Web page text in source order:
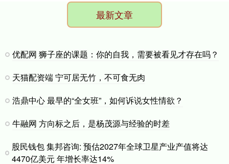
最新文章
优配网 狮子座的课题：你的自我，需要被看见才存在吗？
天猫配资端 宁可居无竹，不可食无肉
浩鼎中心 最早的“全女班”，如何诉说女性情欲？
牛融网 方向标之后，是杨茂源与经验的时差
股民钱包 集邦咨询: 预估2027年全球卫星产业产值将达
4470亿美元 年增长率达14%